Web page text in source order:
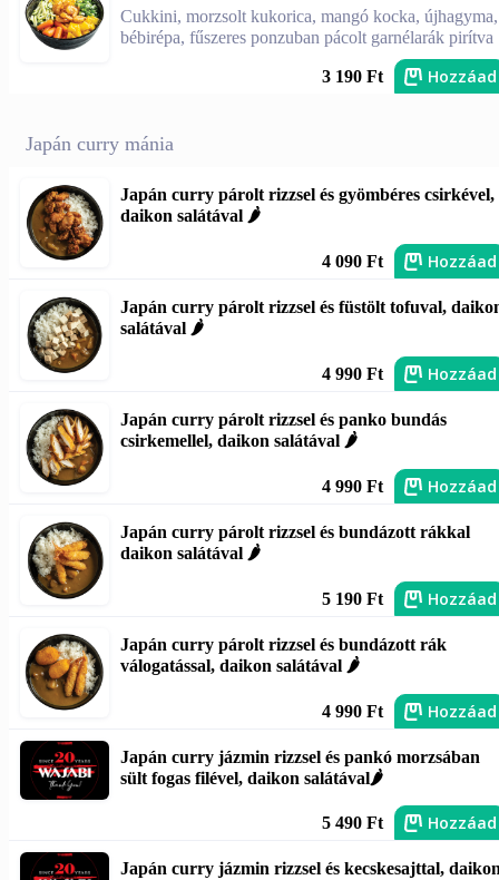
Cukkini, morzsolt kukorica, mangó kocka, újhagyma,
bébirépa, fűszeres ponzuban pácolt garnélarák pirítva
3 190 Ft Hozzáad
Japán curry mánia
Japán curry párolt rizzsel és gyömbéres csirkével,
daikon salátával 🌶️
4 090 Ft Hozzáad
Japán curry párolt rizzsel és füstölt tofuval,
salátával 🌶️
4 990 Ft Hozzáad
Japán curry párolt rizzsel és panko bundás
csirkemellel, daikon salátával 🌶️
4 990 Ft Hozzáad
Japán curry párolt rizzsel és bundázott rákkal
daikon salátával 🌶️
5 190 Ft Hozzáad
Japán curry párolt rizzsel és bundázott rák
válogatással, daikon salátával 🌶️
4 990 Ft Hozzáad
Japán curry jázmin rizzsel és pankó morzsában
sült fogas filével, daikon salátával🌶️
5 490 Ft Hozzáad
Japán curry jázmin rizzsel és kecskesajttal,